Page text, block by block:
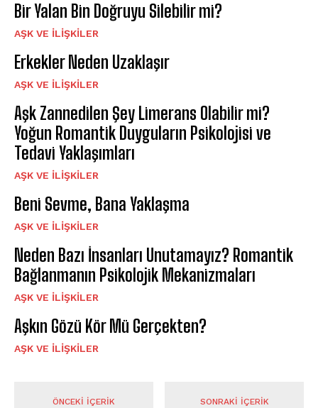
Bir Yalan Bin Doğruyu Silebilir mi?
AŞK VE İLIŞKILER
Erkekler Neden Uzaklaşır
AŞK VE İLIŞKILER
Aşk Zannedilen Şey Limerans Olabilir mi?
Yoğun Romantik Duyguların Psikolojisi ve
Tedavi Yaklaşımları
AŞK VE İLIŞKILER
Beni Sevme, Bana Yaklaşma
AŞK VE İLIŞKILER
Neden Bazı İnsanları Unutamayız? Romantik
Bağlanmanın Psikolojik Mekanizmaları
AŞK VE İLIŞKILER
Aşkın Gözü Kör Mü Gerçekten?
AŞK VE İLIŞKILER
ÖNCEKI İÇERIK SONRAKI İÇERIK